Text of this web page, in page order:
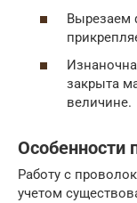
Вырезаем
закрыта
величине.
Особенности
Работу с
учетом